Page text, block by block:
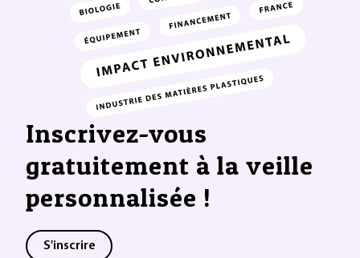
Inscrivez-vous
gratuitement à la veille
personnalisée !
S'inscrire